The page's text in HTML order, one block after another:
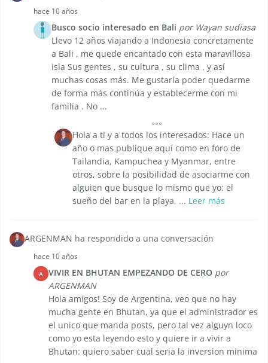
hace 10 años
Busco socio interesado en Bali por Wayan sudiasa
Llevo 12 años viajando a Indonesia concretamente
a Bali , me quede encantado con esta maravillosa
isla Sus gentes , su cultura , su clima , y así
muchas cosas más. Me gustaría poder quedarme
de forma más continúa y establecerme con mi
familia . No ...
Hola a ti y a todos los interesados: Hace un
año o mas publique aquí como en foro de
Tailandia, Kampuchea y Myanmar, entre
otros, sobre la posibilidad de asociarme con
alguien que busque lo mismo que yo: el
sueño del bar en la playa, ... Leer más
ARGENMAN ha respondido a una conversación
hace 10 años
A VIVIR EN BHUTAN EMPEZANDO DE CERO por
ARGENMAN
Hola amigos! Soy de Argentina, veo que no hay
mucha gente en Bhutan, ya que el administrador es
el unico que manda posts, pero tal vez alguyn loco
como yo esta leyendo esto y quiere ir a vivir a
Bhutan: quiero saber cual seria la inversion minima